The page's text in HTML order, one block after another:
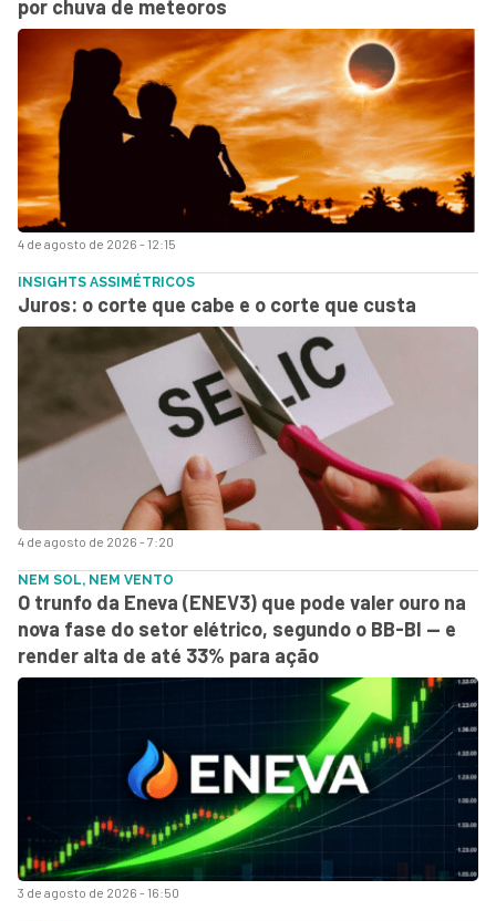
4 de agosto de 2026 - 12:15
por chuva de meteoros
4 de agosto de 2026 - 7:20
INSIGHTS ASSIMÉTRICOS
Juros: o corte que cabe e o corte que custa
3 de agosto de 2026 - 16:50
NEM SOL, NEM VENTO
O trunfo da Eneva (ENEV3) que pode valer ouro na
nova fase do setor elétrico, segundo o BB-BI — e
render alta de até 33% para ação